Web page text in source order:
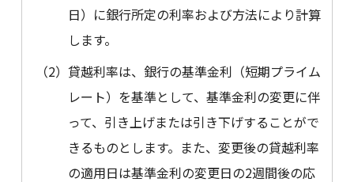
日）に銀行所定の利率および方法により計算
します。
（2） 貸越利率は、銀行の基準金利（短期プライム
レート）を基準として、基準金利の変更に伴
って、引き上げまたは引き下げすることがで
きるものとします。また、変更後の貸越利率
の適用日は基準金利の変更日の2週間後の応